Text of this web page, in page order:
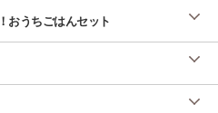
おうちごはんセット